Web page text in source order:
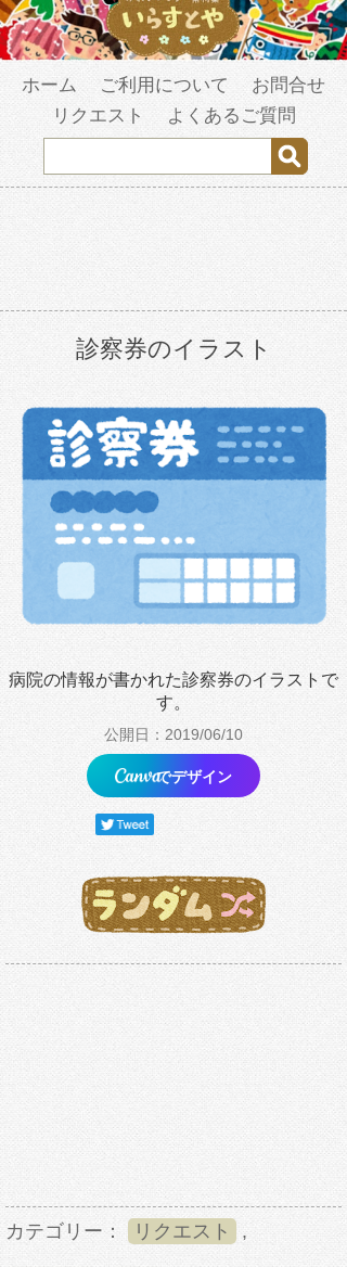
ホーム ご利用について
お問合せ
リクエスト
よくあるご質問
診察券のイラスト
病院の情報が書かれた診察券のイラストで
す。
公開日：2019/06/10
でデザイン
カテゴリー： リクエスト ,